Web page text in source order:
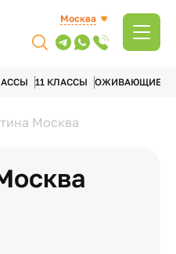
Москва
11 КЛАССЫ ОЖИВАЮЩИЕ
Москва